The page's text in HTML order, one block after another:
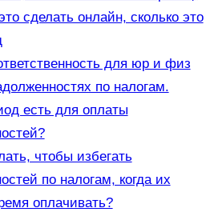
сделать онлайн, сколько это
для юр и физ
по налогам.
есть для оплаты
чтобы избегать
по налогам, когда их
оплачивать?